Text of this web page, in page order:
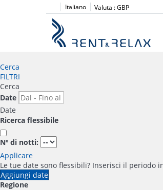
Italiano Valuta : GBP
Cerca
FILTRI
Cerca
Date
Date
Ricerca flessibile
Nº di notti:
Applicare
Le tue date sono flessibili? Inserisci il periodo
Aggiungi date
Regione